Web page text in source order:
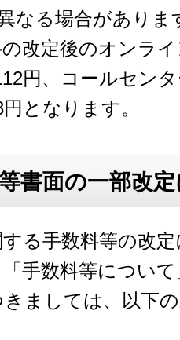
なる場合がありま
の改定後のオンラ
円、コールセン
となります。
書面の一部改
る手数料等の改
手数料等につい
ましては、以下